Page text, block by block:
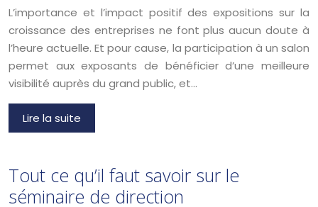
L’importance et l’impact positif des expositions sur la
croissance des entreprises ne font plus aucun doute à
l’heure actuelle. Et pour cause, la participation à un salon
permet aux exposants de bénéficier d’une meilleure
visibilité auprès du grand public, et…
Lire la suite
Tout ce qu’il faut savoir sur le
séminaire de direction